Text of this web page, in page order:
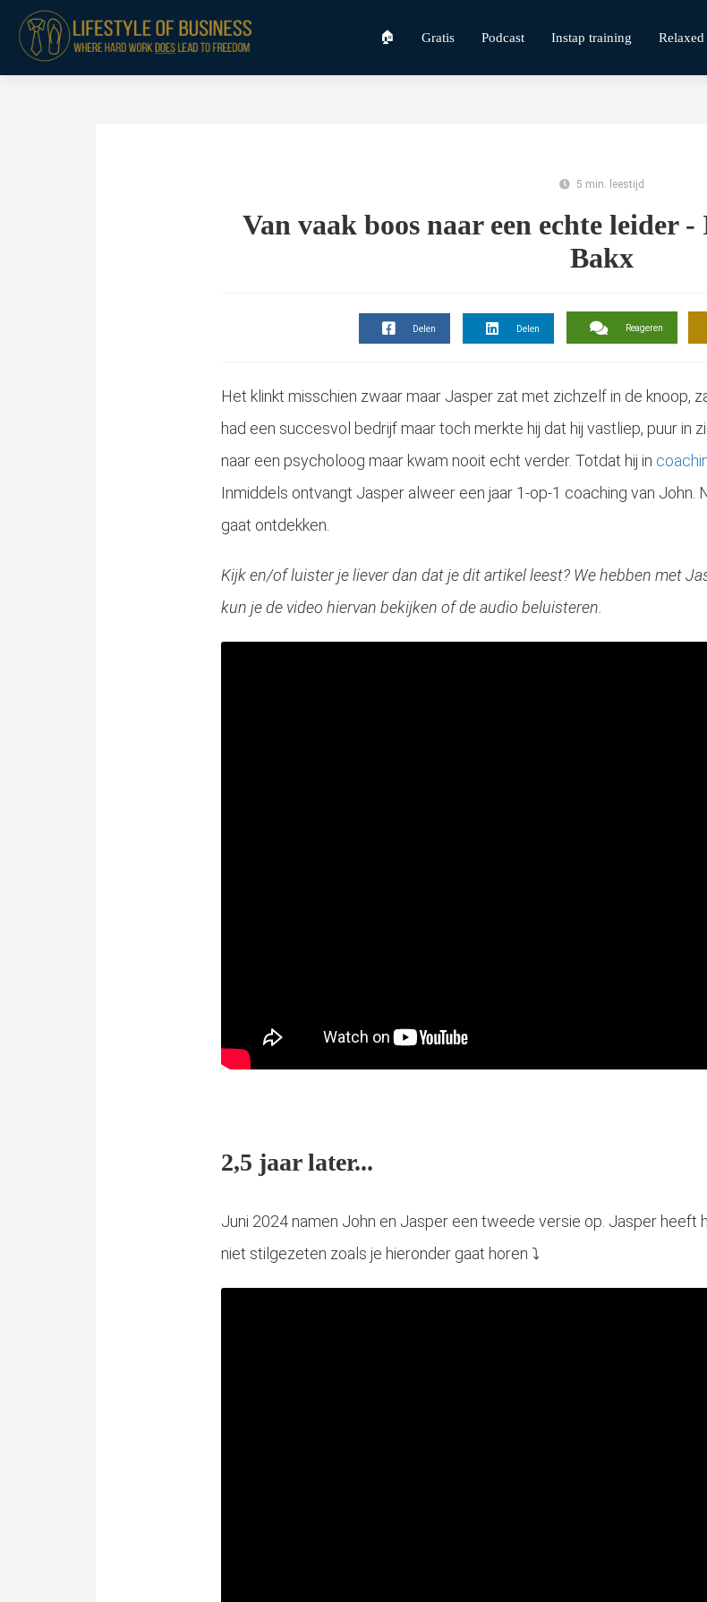
🏠 Gratis Podcast Instap training
5 min. leestijd
Van vaak boos naar een echte leider
Bakx
Delen Delen Reageren
Het klinkt misschien zwaar maar Jasper zat met zichzelf in de knoop,
had een succesvol bedrijf maar toch merkte hij dat hij vastliep, puur in
naar een psycholoog maar kwam nooit echt verder. Totdat hij in
Inmiddels ontvangt Jasper alweer een jaar 1-op-1 coaching van John.
gaat ontdekken.
Kijk en/of luister je liever dan dat je dit artikel leest? We hebben met
kun je de video hiervan bekijken of de audio beluisteren.
2,5 jaar later...
Juni 2024 namen John en Jasper een tweede versie op. Jasper heeft
niet stilgezeten zoals je hieronder gaat horen ⤵️